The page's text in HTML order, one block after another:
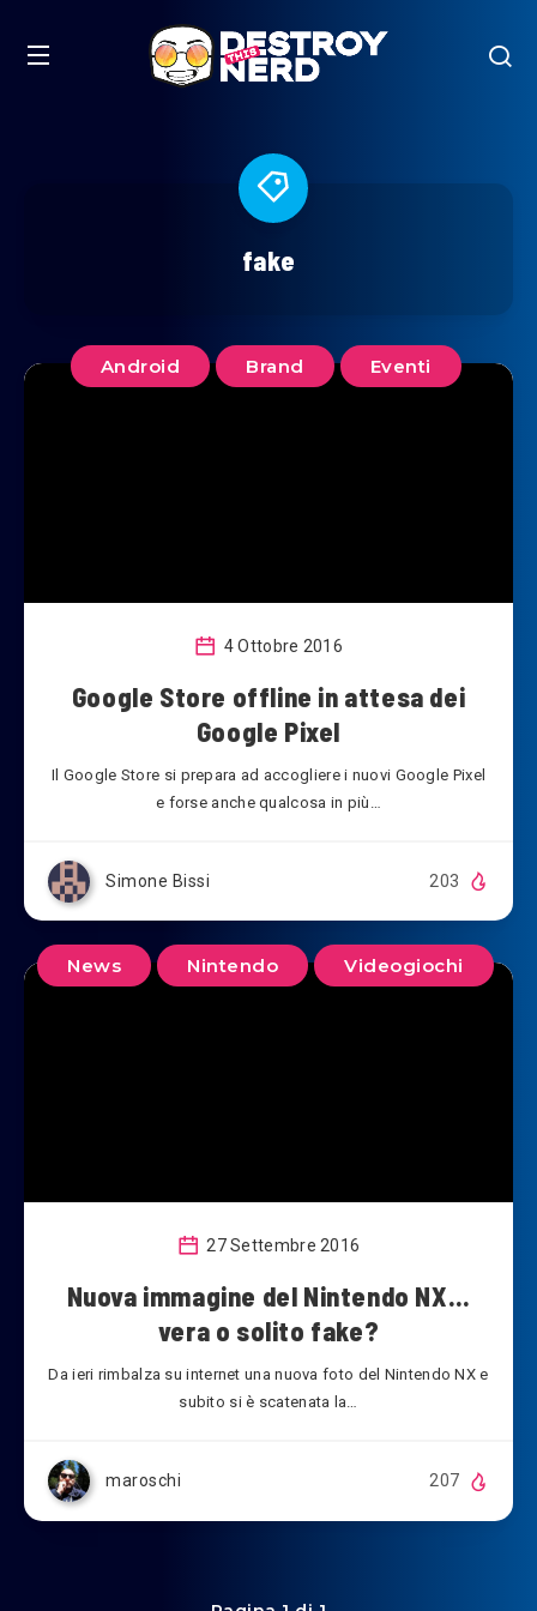
fake
Android Brand Eventi
4 Ottobre 2016
Google Store offline in attesa dei
Google Pixel
Il Google Store si prepara ad accogliere i nuovi Google Pixel
e forse anche qualcosa in più…
Simone Bissi 203
News Nintendo Videogiochi
27 Settembre 2016
Nuova immagine del Nintendo NX…
vera o solito fake?
Da ieri rimbalza su internet una nuova foto del Nintendo NX e
subito si è scatenata la…
maroschi 207